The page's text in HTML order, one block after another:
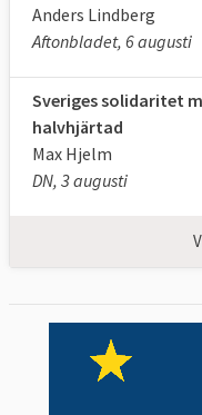
Anders Lindberg
Aftonbladet, 6 augusti
Sveriges solidaritet
halvhjärtad
Max Hjelm
DN, 3 augusti